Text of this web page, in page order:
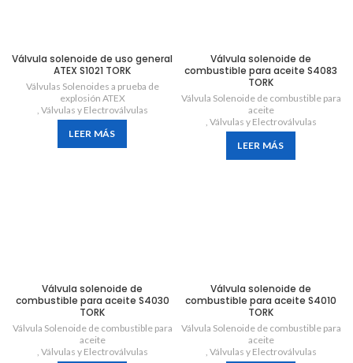
Válvula solenoide de uso general
ATEX S1021 TORK
Válvulas Solenoides a prueba de
explosión ATEX
, Válvulas y Electroválvulas
LEER MÁS
Válvula solenoide de
combustible para aceite S4083
TORK
Válvula Solenoide de combustible para
aceite
, Válvulas y Electroválvulas
LEER MÁS
Válvula solenoide de
combustible para aceite S4030
TORK
Válvula Solenoide de combustible para
aceite
, Válvulas y Electroválvulas
Válvula solenoide de
combustible para aceite S4010
TORK
Válvula Solenoide de combustible para
aceite
, Válvulas y Electroválvulas